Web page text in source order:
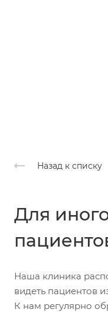
Назад к списку
Для
Наша клиника
видеть пациентов
К нам регулярно